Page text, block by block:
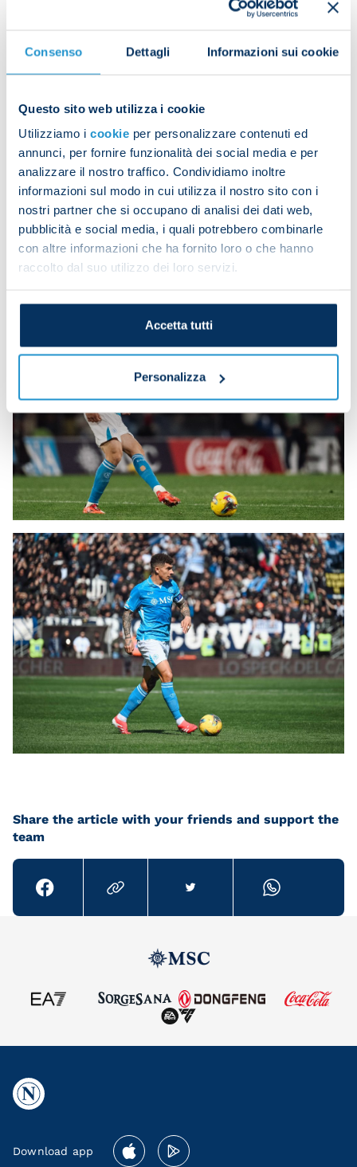
Consenso Dettagli Informazioni sui cookie
Questo sito web utilizza i cookie
Utilizziamo i cookie per personalizzare contenuti ed
annunci, per fornire funzionalità dei social media e per
analizzare il nostro traffico. Condividiamo inoltre
informazioni sul modo in cui utilizza il nostro sito con i
nostri partner che si occupano di analisi dei dati web,
pubblicità e social media, i quali potrebbero combinarle
con altre informazioni che ha fornito loro o che hanno
raccolto dal suo utilizzo dei loro servizi.
Accetta tutti
Personalizza
while Politano came on at half time.
Share the article with your friends and support the
team
Download app